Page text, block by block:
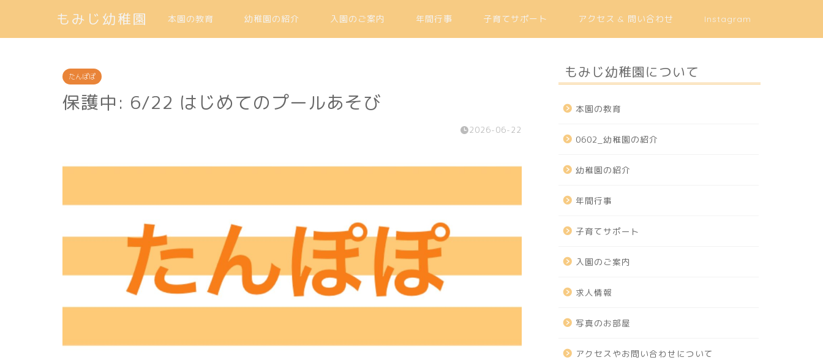
もみじ幼稚園 本園の教育 幼稚園の紹介 入園のご案内 年間行事 子育てサポート アクセス & 問い合わせ Instagram
たんぽぽ
保護中: 6/22 はじめてのプールあそび
2026-06-22
もみじ幼稚園について
本園の教育
0602_幼稚園の紹介
幼稚園の紹介
年間行事
子育てサポート
入園のご案内
求人情報
写真のお部屋
アクセスやお問い合わせについて